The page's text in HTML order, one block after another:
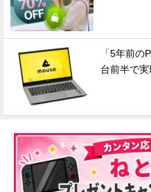
「5年前の
台前半で